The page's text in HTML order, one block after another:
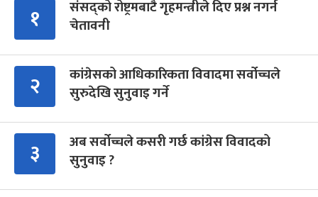
१
संसद्को रोष्ट्रमबाटै गृहमन्त्रीले दिए प्रश्न नगर्न
चेतावनी
२
कांग्रेसको आधिकारिकता विवादमा सर्वोच्चले
सुरुदेखि सुनुवाइ गर्ने
३
अब सर्वोच्चले कसरी गर्छ कांग्रेस विवादको
सुनुवाइ ?